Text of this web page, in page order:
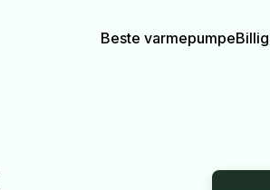
Beste varmepumpe